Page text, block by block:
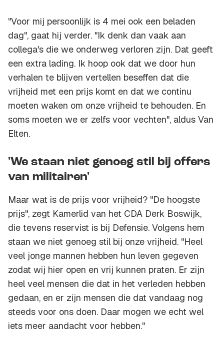
"Voor mij persoonlijk is 4 mei ook een beladen
dag", gaat hij verder. "Ik denk dan vaak aan
collega's die we onderweg verloren zijn. Dat geeft
een extra lading. Ik hoop ook dat we door hun
verhalen te blijven vertellen beseffen dat die
vrijheid met een prijs komt en dat we continu
moeten waken om onze vrijheid te behouden. En
soms moeten we er zelfs voor vechten", aldus Van
Elten.
'We staan niet genoeg stil bij offers
van militairen'
Maar wat is de prijs voor vrijheid? "De hoogste
prijs", zegt Kamerlid van het CDA Derk Boswijk,
die tevens reservist is bij Defensie. Volgens hem
staan we niet genoeg stil bij onze vrijheid. "Heel
veel jonge mannen hebben hun leven gegeven
zodat wij hier open en vrij kunnen praten. Er zijn
heel veel mensen die dat in het verleden hebben
gedaan, en er zijn mensen die dat vandaag nog
steeds voor ons doen. Daar mogen we echt wel
iets meer aandacht voor hebben."